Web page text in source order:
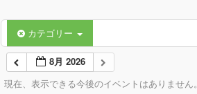
カテゴリー
8月 2026
現在、表示できる今後のイベントはありません。